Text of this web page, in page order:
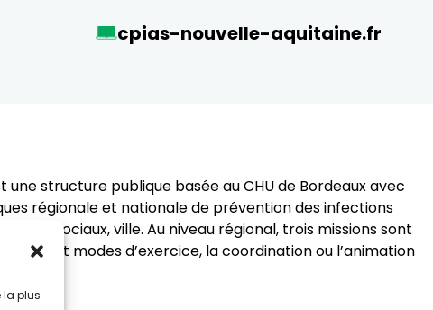
la plus
cpias-nouvelle-aquitaine.fr
une structure publique basée au CHU de Bordeaux avec
régionale et nationale de prévention des infections
sociaux, ville. Au niveau régional, trois missions sont
lieux et modes d’exercice, la coordination ou l’animation